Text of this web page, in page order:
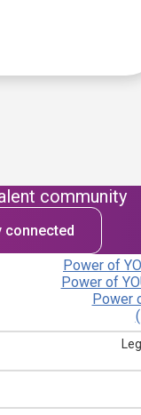
community
connected
Power of
Power of
Power